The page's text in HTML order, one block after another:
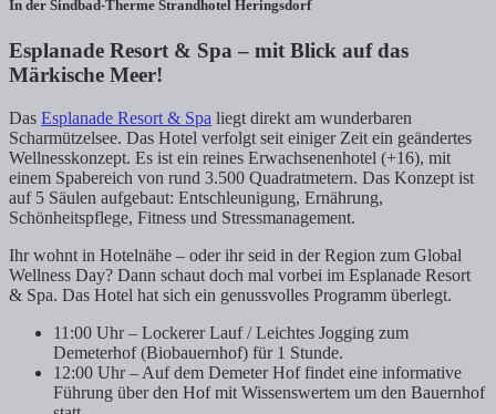
In der Sindbad-Therme Strandhotel Heringsdorf
Esplanade Resort & Spa – mit Blick auf das
Märkische Meer!
Das Esplanade Resort & Spa liegt direkt am wunderbaren
Scharmützelsee. Das Hotel verfolgt seit einiger Zeit ein geändertes
Wellnesskonzept. Es ist ein reines Erwachsenenhotel (+16), mit
einem Spabereich von rund 3.500 Quadratmetern. Das Konzept ist
auf 5 Säulen aufgebaut: Entschleunigung, Ernährung,
Schönheitspflege, Fitness und Stressmanagement.
Ihr wohnt in Hotelnähe – oder ihr seid in der Region zum Global
Wellness Day? Dann schaut doch mal vorbei im Esplanade Resort
& Spa. Das Hotel hat sich ein genussvolles Programm überlegt.
11:00 Uhr – Lockerer Lauf / Leichtes Jogging zum
Demeterhof (Biobauernhof) für 1 Stunde.
12:00 Uhr – Auf dem Demeter Hof findet eine informative
Führung über den Hof mit Wissenswertem um den Bauernhof